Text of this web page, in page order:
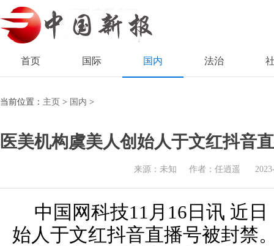
首页 国际 国内 法治
当前位置： 主页 > 国内 >
医美机构虞美人创始人于文红抖音
来源：未知 作者：任逍遥
中国网科技11月16日讯 近
始人于文红抖音直播号被封禁